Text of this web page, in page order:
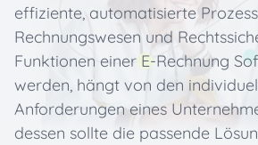
effiziente, automatisierte
Rechnungswesen und
Funktionen einer E-Rechnung
werden, hängt von den
Anforderungen eines
dessen sollte die passende